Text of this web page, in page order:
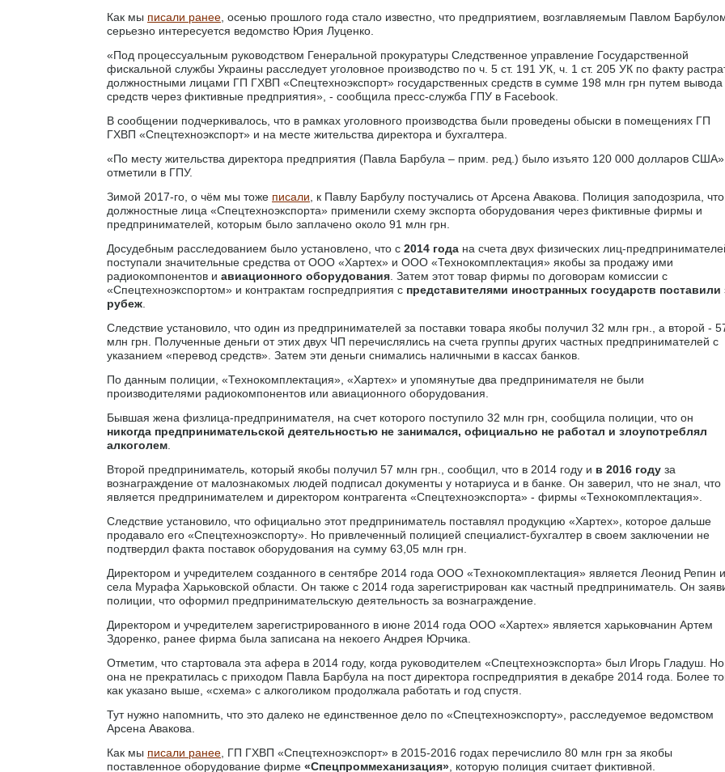
Как мы писали ранее , осенью прошлого года стало известно, что предприятием, возглавляемым Павлом
серьезно интересуется ведомство Юрия Луценко.
«Под процессуальным руководством Генеральной прокуратуры Следственное управление Государственной
фискальной службы Украины расследует уголовное производство по ч. 5 ст. 191 УК, ч. 1 ст. 205 УК по факту
должностными лицами ГП ГХВП «Спецтехноэкспорт» государственных средств в сумме 198 млн грн путем вывода
средств через фиктивные предприятия», - сообщила пресс-служба ГПУ в Facebook.
В сообщении подчеркивалось, что в рамках уголовного производства были проведены обыски в помещениях ГП
ГХВП «Спецтехноэкспорт» и на месте жительства директора и бухгалтера.
«По месту жительства директора предприятия (Павла Барбула – прим. ред.) было изъято 120 000 долларов
отметили в ГПУ.
Зимой 2017-го, о чём мы тоже писали , к Павлу Барбулу постучались от Арсена Авакова. Полиция заподозрила, что
должностные лица «Спецтехноэкспорта» применили схему экспорта оборудования через фиктивные фирмы и
предпринимателей, которым было заплачено около 91 млн грн.
Досудебным расследованием было установлено, что с 2014 года на счета двух физических лиц-
поступали значительные средства от ООО «Хартех» и ООО «Технокомплектация» якобы за продажу ими
радиокомпонентов и авиационного оборудования . Затем этот товар фирмы по договорам комиссии с
«Спецтехноэкспортом» и контрактам госпредприятия с представителями иностранных государств поставили
рубеж
Следствие установило, что один из предпринимателей за поставки товара якобы получил 32 млн грн., а второй -
млн грн. Полученные деньги от этих двух ЧП перечислялись на счета группы других частных предпринимателей с
указанием «перевод средств». Затем эти деньги снимались наличными в кассах банков.
По данным полиции, «Технокомплектация», «Хартех» и упомянутые два предпринимателя не были
производителями радиокомпонентов или авиационного оборудования.
Бывшая жена физлица-предпринимателя, на счет которого поступило 32 млн грн, сообщила полиции, что он
никогда предпринимательской деятельностью не занимался, официально не работал и злоупотреблял
алкоголем
Второй предприниматель, который якобы получил 57 млн грн., сообщил, что в 2014 году и в 2016 году за
вознаграждение от малознакомых людей подписал документы у нотариуса и в банке. Он заверил, что не знал, что
является предпринимателем и директором контрагента «Спецтехноэкспорта» - фирмы «Технокомплектация».
Следствие установило, что официально этот предприниматель поставлял продукцию «Хартех», которое дальше
продавало его «Спецтехноэкспорту». Но привлеченный полицией специалист-бухгалтер в своем заключении не
подтвердил факта поставок оборудования на сумму 63,05 млн грн.
Директором и учредителем созданного в сентябре 2014 года ООО «Технокомплектация» является Леонид Репин
села Мурафа Харьковской области. Он также с 2014 года зарегистрирован как частный предприниматель. Он
полиции, что оформил предпринимательскую деятельность за вознаграждение.
Директором и учредителем зарегистрированного в июне 2014 года ООО «Хартех» является харьковчанин Артем
Здоренко, ранее фирма была записана на некоего Андрея Юрчика.
Отметим, что стартовала эта афера в 2014 году, когда руководителем «Спецтехноэкспорта» был Игорь Гладуш. Но
она не прекратилась с приходом Павла Барбула на пост директора госпредприятия в декабре 2014 года. Более
как указано выше, «схема» с алкоголиком продолжала работать и год спустя.
Тут нужно напомнить, что это далеко не единственное дело по «Спецтехноэкспорту», расследуемое ведомством
Арсена Авакова.
Как мы писали ранее , ГП ГХВП «Спецтехноэкспорт» в 2015-2016 годах перечислило 80 млн грн за якобы
поставленное оборудование фирме «Спецпроммеханизация» , которую полиция считает фиктивной.